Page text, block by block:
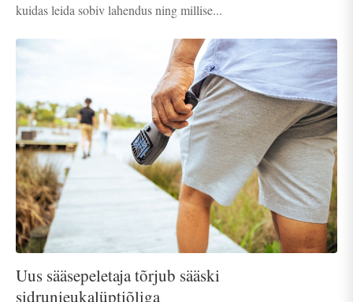
kuidas leida sobiv lahendus ning millise...
Uus sääsepeletaja tõrjub sääski
sidrunieukalüptiõliga